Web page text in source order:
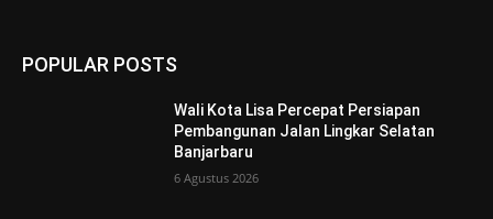
POPULAR POSTS
Wali Kota Lisa Percepat Persiapan
Pembangunan Jalan Lingkar Selatan
Banjarbaru
6 Agustus 2026